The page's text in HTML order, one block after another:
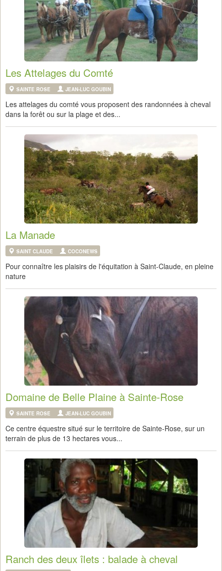
Les Attelages du Comté
SAINTE ROSE JEAN-LUC GOUBIN
Les attelages du comté vous proposent des randonnées à cheval
dans la forêt ou sur la plage et des...
La Manade
SAINT CLAUDE COCONEWS
Pour connaître les plaisirs de l'équitation à Saint-Claude, en pleine
nature
Domaine de Belle Plaine à Sainte-Rose
SAINTE ROSE JEAN-LUC GOUBIN
Ce centre équestre situé sur le territoire de Sainte-Rose, sur un
terrain de plus de 13 hectares vous...
Ranch des deux îlets : balade à cheval